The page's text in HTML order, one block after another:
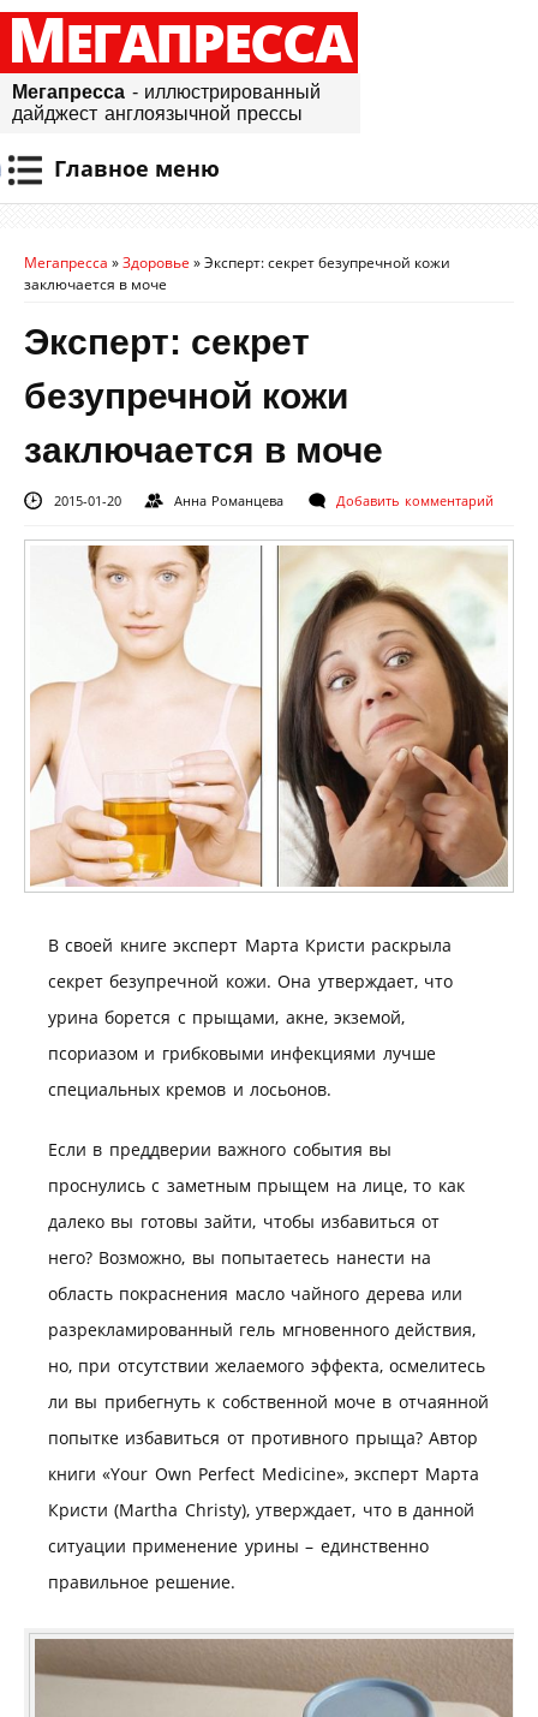
МЕГАПРЕССА
Мегапресса - иллюстрированный
дайджест англоязычной прессы
Главное меню
Мегапресса »Здоровье »Эксперт: секрет безупречной кожи
заключается в моче
Эксперт: секрет
безупречной кожи
заключается в моче
2015-01-20 Анна Романцева Добавить комментарий
В своей книге эксперт Марта Кристи раскрыла
секрет безупречной кожи. Она утверждает, что
урина борется с прыщами, акне, экземой,
псориазом и грибковыми инфекциями лучше
специальных кремов и лосьонов.
Если в преддверии важного события вы
проснулись с заметным прыщем на лице, то как
далеко вы готовы зайти, чтобы избавиться от
него? Возможно, вы попытаетесь нанести на
область покраснения масло чайного дерева или
разрекламированный гель мгновенного действия,
но, при отсутствии желаемого эффекта, осмелитесь
ли вы прибегнуть к собственной моче в отчаянной
попытке избавиться от противного прыща? Автор
книги «Your Own Perfect Medicine», эксперт Марта
Кристи (Martha Christy), утверждает, что в данной
ситуации применение урины – единственно
правильное решение.